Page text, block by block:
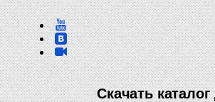
Скачать